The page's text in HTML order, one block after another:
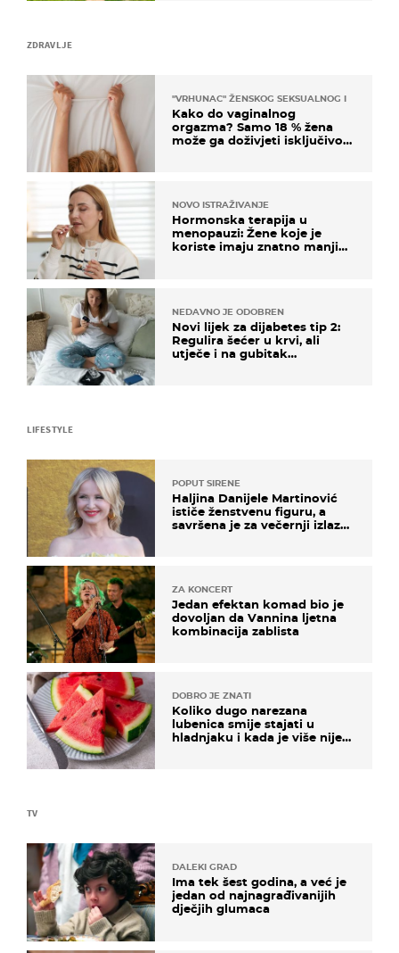
ZDRAVLJE
"VRHUNAC" ŽENSKOG SEKSUALNOG ISKUSTVA
Kako do vaginalnog
orgazma? Samo 18 % žena
može ga doživjeti isključivo
NOVO ISTRAŽIVANJE
Hormonska terapija u
menopauzi: Žene koje je
koriste imaju znatno manji
NEDAVNO JE ODOBREN
Novi lijek za dijabetes tip 2:
Regulira šećer u krvi, ali
utječe i na gubitak
TV
DALEKI GRAD
Ima tek šest godina, a već je
jedan od najnagrađivanijih
dječjih glumaca
LIFESTYLE
POPUT SIRENE
Haljina Danijele Martinović
ističe ženstvenu figuru, a
savršena je za večernji izlazak
ZA KONCERT
Jedan efektan komad bio je
dovoljan da Vannina ljetna
kombinacija zablista
DOBRO JE ZNATI
Koliko dugo narezana
lubenica smije stajati u
hladnjaku i kada je više nije